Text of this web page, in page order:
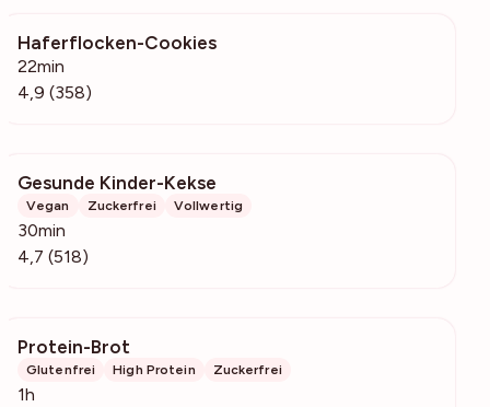
Haferflocken-Cookies
22min
4,9 (358)
Gesunde Kinder-Kekse
Vegan Zuckerfrei Vollwertig
30min
4,7 (518)
Protein-Brot
Glutenfrei High Protein Zuckerfrei
1h